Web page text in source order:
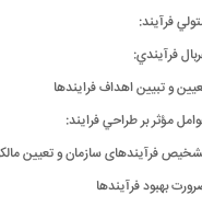
فرآيند:
فرآيندي:
و تبيين اهداف فرايندها
مؤثر بر طراحي فرايند:
فرآیندهای سازمان و تعیین
بهبود فرآیندها